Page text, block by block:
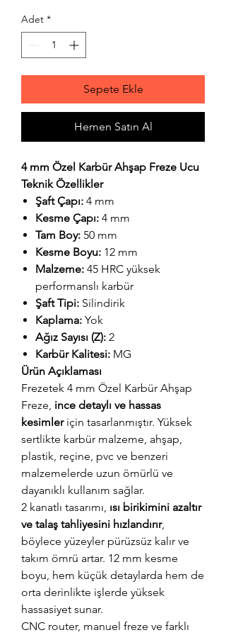
Adet *
Sepete Ekle
Hemen Satın Al
4 mm Özel Karbür Ahşap Freze Ucu
Teknik Özellikler
Şaft Çapı: 4 mm
Kesme Çapı: 4 mm
Tam Boy: 50 mm
Kesme Boyu: 12 mm
Malzeme: 45 HRC yüksek
performanslı karbür
Şaft Tipi: Silindirik
Kaplama: Yok
Ağız Sayısı (Z): 2
Karbür Kalitesi: MG
Ürün Açıklaması
Frezetek 4 mm Özel Karbür Ahşap
Freze, ince detaylı ve hassas
kesimleriçin tasarlanmıştır. Yüksek
sertlikte karbür malzeme, ahşap,
plastik, reçine, pvc ve benzeri
malzemelerde uzun ömürlü ve
dayanıklı kullanım sağlar.
2 kanatlı tasarımı, ısı birikimini azaltır
ve talaş tahliyesini hızlandırır,
böylece yüzeyler pürüzsüz kalır ve
takım ömrü artar. 12 mm kesme
boyu, hem küçük detaylarda hem de
orta derinlikte işlerde yüksek
hassasiyet sunar.
CNC router, manuel freze ve farklı